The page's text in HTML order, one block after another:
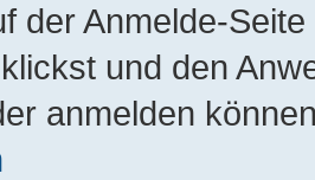
der Anmelde-
und den
anmelden